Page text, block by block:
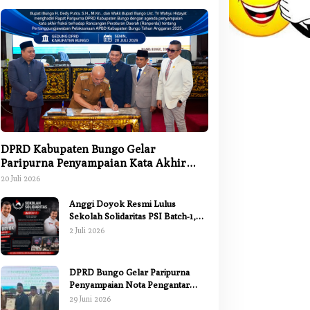
DPRD Kabupaten Bungo Gelar
Paripurna Penyampaian Kata Akhir
Fraksi terhadap Ranperda
20 Juli 2026
Anggi Doyok Resmi Lulus
Sekolah Solidaritas PSI Batch-1,
Siap Perkuat Kiprah Politik dari
2 Juli 2026
DPRD Bungo Gelar Paripurna
Penyampaian Nota Pengantar
Pertanggungjawaban Pelaksanaan
29 Juni 2026